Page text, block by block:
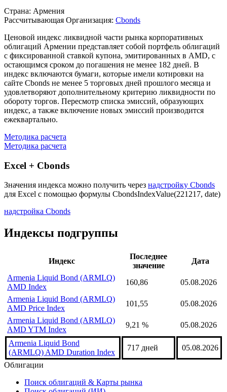
Описание индекса
Страна: Армения
Рассчитывающая Организация: Cbonds
Ценовой индекс ликвидной части рынка корпоративных
облигаций Армении представляет собой портфель облигаций
с фиксированной ставкой купона, эмитированных в AMD, с
остающимся сроком до погашения не менее 182 дней. В
индекс включаются бумаги, которые имели котировки на
сайте Cbonds не менее 5 торговых дней прошлого месяца и
удовлетворяют дополнительному критерию ликвидности по
обороту торгов. Пересмотр списка эмиссий, образующих
индекс, а также включение новых эмиссий производится
Методика расчета
Методика расчета
Excel + Cbonds
для Excel с помощью формулы
Индексы подгруппы
Индекс
значение
Armenia Liquid Bond (ARMLQ)
AMD Index
Armenia Liquid Bond (ARMLQ)
AMD Price Index
101,55
05.08.2026
Armenia Liquid Bond (ARMLQ)
AMD YTM Index
9,21 % 05.08.2026
Armenia Liquid Bond
(ARMLQ) AMD Duration Index
717 дней